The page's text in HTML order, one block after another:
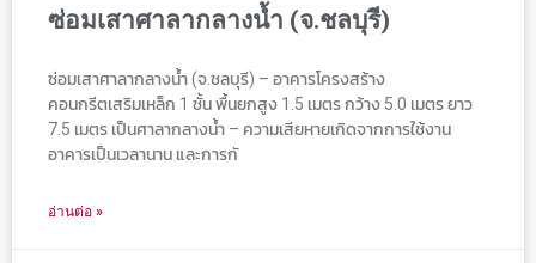
ซ่อมเสาศาลากลางน้ำ (จ.ชลบุรี)
ซ่อมเสาศาลากลางน้ำ (จ.ชลบุรี) – อาคารโครงสร้าง
คอนกรีตเสริมเหล็ก 1 ชั้น พื้นยกสูง 1.5 เมตร กว้าง 5.0 เมตร ยาว
7.5 เมตร เป็นศาลากลางน้ำ – ความเสียหายเกิดจากการใช้งาน
อาคารเป็นเวลานาน และการกั
อ่านต่อ »